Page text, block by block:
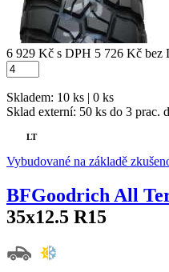
6 929 Kč s DPH 5 726 Kč bez
Skladem: 10 ks | 0 ks
Sklad externí: 50 ks do 3 prac.
LT
Vybudované na základě
BFGoodrich All
35x12.5 R15